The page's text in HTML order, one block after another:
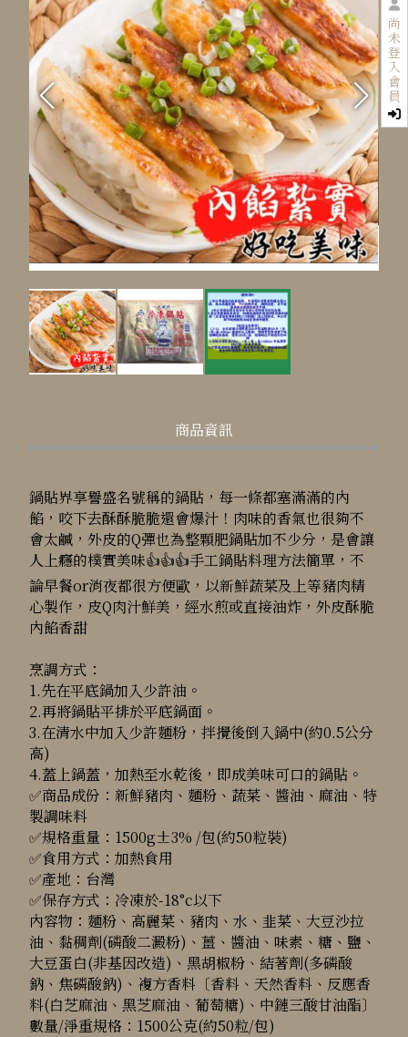
尚
未
登
入
會
員
商品資訊
鍋貼界享譽盛名號稱的鍋貼，每一條都塞滿滿的內
餡，咬下去酥酥脆脆還會爆汁！肉味的香氣也很夠不
會太鹹，外皮的Q彈也為整顆肥鍋貼加不少分，是會讓
人上癮的樸實美味👍👍👍手工鍋貼料理方法簡單，不
論早餐or消夜都很方便歐，以新鮮蔬菜及上等豬肉精
心製作，皮Q肉汁鮮美，經水煎或直接油炸，外皮酥脆
內餡香甜
烹調方式：
1.先在平底鍋加入少許油。
2.再將鍋貼平排於平底鍋面。
3.在清水中加入少許麵粉，拌攪後倒入鍋中(約0.5公分
高)
4.蓋上鍋蓋，加熱至水乾後，即成美味可口的鍋貼。
✅商品成份：新鮮豬肉、麵粉、蔬菜、醬油、麻油、特
製調味料
✅規格重量：1500g±3% /包(約50粒裝)
✅食用方式：加熱食用
✅產地：台灣
✅保存方式：冷凍於-18°c以下
內容物：麵粉、高麗菜、豬肉、水、韭菜、大豆沙拉
油、黏稠劑(磷酸二澱粉)、薑、醬油、味素、糖、鹽、
大豆蛋白(非基因改造)、黑胡椒粉、結著劑(多磷酸
鈉、焦磷酸鈉)、複方香料〔香料、天然香料、反應香
料(白芝麻油、黑芝麻油、葡萄糖)、中鏈三酸甘油酯〕
數量/淨重規格：1500公克(約50粒/包)